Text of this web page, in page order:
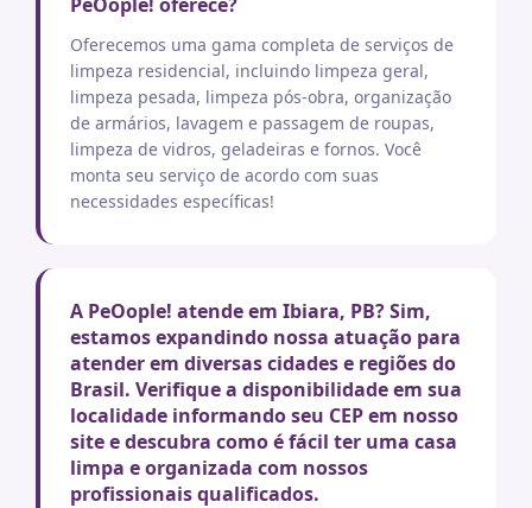
Oferecemos uma gama completa de serviços de
limpeza residencial, incluindo limpeza geral,
limpeza pesada, limpeza pós-obra, organização
de armários, lavagem e passagem de roupas,
limpeza de vidros, geladeiras e fornos. Você
monta seu serviço de acordo com suas
necessidades específicas!
A PeOople! atende em Ibiara, PB? Sim,
estamos expandindo nossa atuação para
atender em diversas cidades e regiões do
Brasil. Verifique a disponibilidade em sua
localidade informando seu CEP em nosso
site e descubra como é fácil ter uma casa
limpa e organizada com nossos
profissionais qualificados.